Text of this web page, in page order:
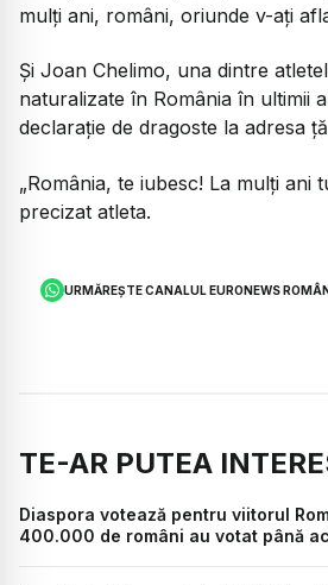
mulți ani, români, oriunde v-ați
Și Joan Chelimo, una dintre
naturalizate în România în ultimii
declarație de dragoste la adresa
„România, te iubesc! La mulți ani
precizat atleta.
URMĂREȘTE CANALUL EURONEWS
TE-AR PUTEA
Diaspora votează pentru viitorul
400.000 de români au votat până